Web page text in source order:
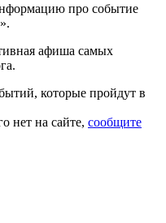
про событие
афиша самых
которые пройдут в
нет на сайте, сообщите